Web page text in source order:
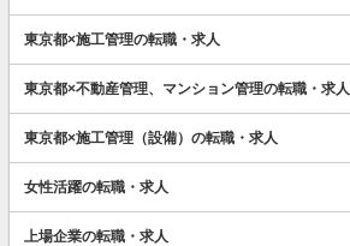
東京都×施工管理の転職・求人
東京都×不動産管理、マンション管理の転職・求人
東京都×施工管理（設備）の転職・求人
女性活躍の転職・求人
上場企業の転職・求人